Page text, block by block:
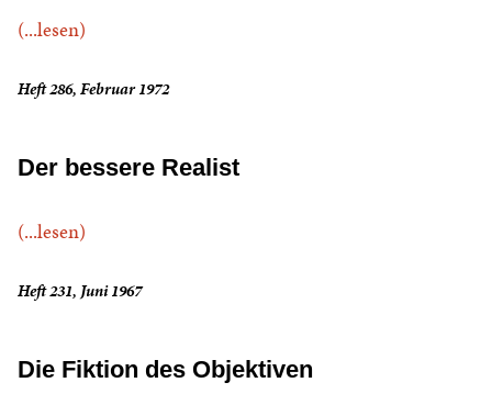
(...lesen)
Heft 286, Februar 1972
Der bessere Realist
(...lesen)
Heft 231, Juni 1967
Die Fiktion des Objektiven